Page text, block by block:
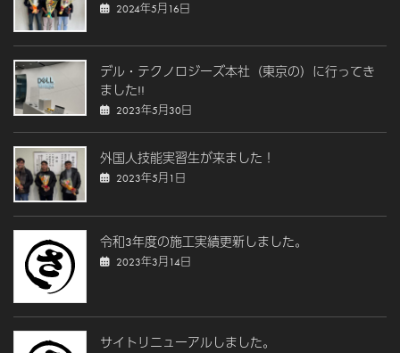
2024年5月16日
デル・テクノロジーズ本社（東京の）に行ってき
ました!!
2023年5月30日
外国人技能実習生が来ました！
2023年5月1日
令和3年度の施工実績更新しました。
2023年3月14日
サイトリニューアルしました。